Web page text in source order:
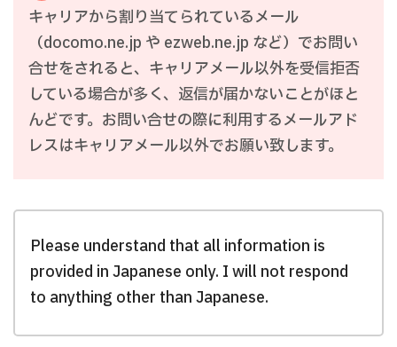
キャリアから割り当てられているメール
（docomo.ne.jp や ezweb.ne.jp など）でお問い
合せをされると、キャリアメール以外を受信拒否
している場合が多く、返信が届かないことがほと
んどです。お問い合せの際に利用するメールアド
レスはキャリアメール以外でお願い致します。
Please understand that all information is
provided in Japanese only. I will not respond
to anything other than Japanese.